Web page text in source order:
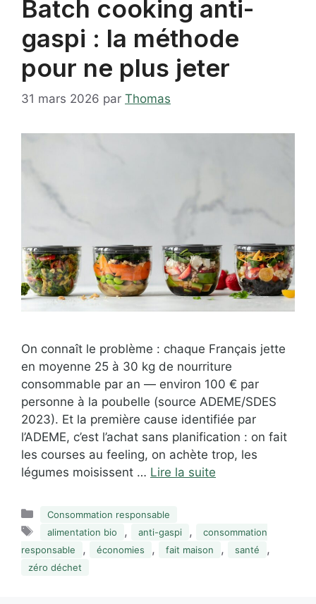
Batch cooking anti-
gaspi : la méthode
pour ne plus jeter
31 mars 2026 par Thomas
On connaît le problème : chaque Français jette
en moyenne 25 à 30 kg de nourriture
consommable par an — environ 100 € par
personne à la poubelle (source ADEME/SDES
2023). Et la première cause identifiée par
l’ADEME, c’est l’achat sans planification : on fait
les courses au feeling, on achète trop, les
légumes moisissent … Lire la suite
Catégories
Consommation responsable
Étiquettes
alimentation bio , anti-gaspi ,
consommation
responsable
, économies , fait maison , santé ,
zéro déchet